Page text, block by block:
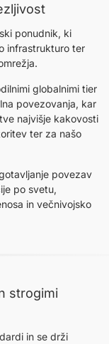
ponudnik, ki
infrastrukturo ter
globalnimi tier
povezovanja, kar
najvišje kakovosti
ter za našo
povezav
po svetu,
in večnivojsko
strogimi
in se drži